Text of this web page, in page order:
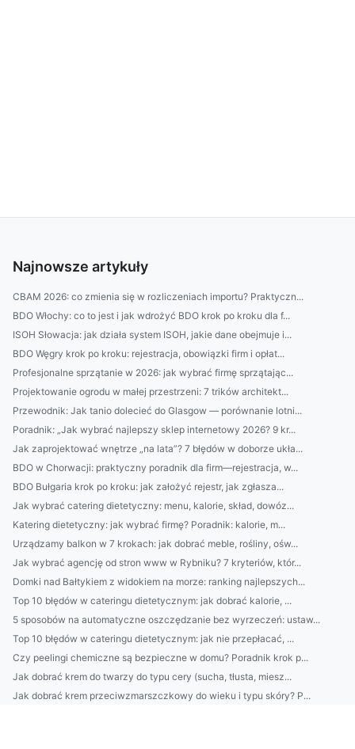
Najnowsze artykuły
CBAM 2026: co zmienia się w rozliczeniach importu? Praktyczn...
BDO Włochy: co to jest i jak wdrożyć BDO krok po kroku dla f...
ISOH Słowacja: jak działa system ISOH, jakie dane obejmuje i...
BDO Węgry krok po kroku: rejestracja, obowiązki firm i opłat...
Profesjonalne sprzątanie w 2026: jak wybrać firmę sprzątając...
Projektowanie ogrodu w małej przestrzeni: 7 trików architekt...
Przewodnik: Jak tanio dolecieć do Glasgow — porównanie lotni...
Poradnik: „Jak wybrać najlepszy sklep internetowy 2026? 9 kr...
Jak zaprojektować wnętrze „na lata”? 7 błędów w doborze ukła...
BDO w Chorwacji: praktyczny poradnik dla firm—rejestracja, w...
BDO Bułgaria krok po kroku: jak założyć rejestr, jak zgłasza...
Jak wybrać catering dietetyczny: menu, kalorie, skład, dowóz...
Katering dietetyczny: jak wybrać firmę? Poradnik: kalorie, m...
Urządzamy balkon w 7 krokach: jak dobrać meble, rośliny, ośw...
Jak wybrać agencję od stron www w Rybniku? 7 kryteriów, któr...
Domki nad Bałtykiem z widokiem na morze: ranking najlepszych...
Top 10 błędów w cateringu dietetycznym: jak dobrać kalorie, ...
5 sposobów na automatyczne oszczędzanie bez wyrzeczeń: ustaw...
Top 10 błędów w cateringu dietetycznym: jak nie przepłacać, ...
Czy peelingi chemiczne są bezpieczne w domu? Poradnik krok p...
Jak dobrać krem do twarzy do typu cery (sucha, tłusta, miesz...
Jak dobrać krem przeciwzmarszczkowy do wieku i typu skóry? P...